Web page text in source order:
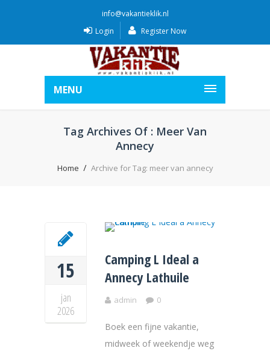
info@vakantieklik.nl
Login
Register Now
MENU
Tag Archives Of : Meer Van
Annecy
Home Archive for Tag: meer van annecy
15
jan
2026
Camping L Ideal a
Annecy Lathuile
admin 0
Boek een fijne vakantie,
midweek of weekendje weg